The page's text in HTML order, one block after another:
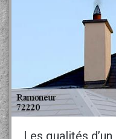
Les qualités